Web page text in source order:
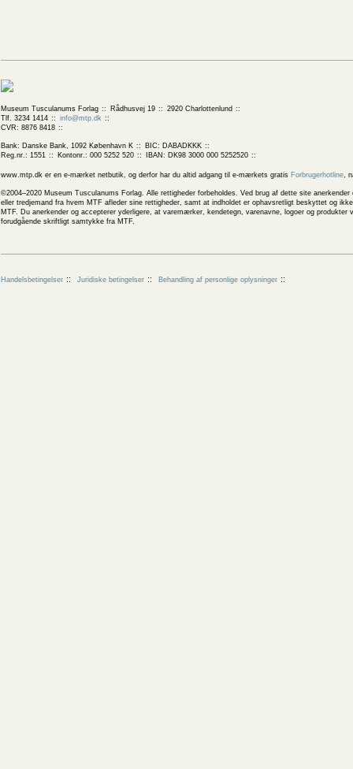
Museum Tusculanums Forlag Rådhusvej 19
2920 Charlottenlund
Tlf. 3234 1414
info@mtp.dk
CVR: 8876 8418
Bank: Danske Bank, 1092 København K
BIC: DABADKKK
Reg.nr.: 1551
Kontonr.: 000 5252 520 IBAN: DK98 3000 000 5252520
www.mtp.dk er en e-mærket netbutik, og derfor har du altid adgang til e-mærkets gratis Forbrugerhotline,
©2004–2020 Museum Tusculanums Forlag. Alle rettigheder forbeholdes. Ved brug af dette site
eller tredjemand fra hvem MTF afleder sine rettigheder, samt at indholdet er ophavsretligt beskyttet og
MTF. Du anerkender og accepterer yderligere, at varemærker, kendetegn, varenavne, logoer og
forudgående skriftligt samtykke fra MTF.
Handelsbetingelser Juridiske betingelser Behandling af personlige oplysninger